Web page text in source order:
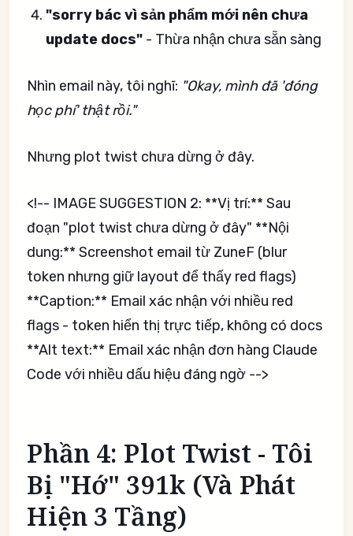
"sorry bác vì sản phẩm mới nên chưa
update docs" - Thừa nhận chưa sẵn sàng
Nhìn email này, tôi nghĩ: "Okay, mình đã 'đóng
học phí' thật rồi."
Nhưng plot twist chưa dừng ở đây.
<!-- IMAGE SUGGESTION 2: **Vị trí:** Sau
đoạn "plot twist chưa dừng ở đây" **Nội
dung:** Screenshot email từ ZuneF (blur
token nhưng giữ layout để thấy red flags)
**Caption:** Email xác nhận với nhiều red
flags - token hiển thị trực tiếp, không có docs
**Alt text:** Email xác nhận đơn hàng Claude
Code với nhiều dấu hiệu đáng ngờ -->
Phần 4: Plot Twist - Tôi
Bị "Hớ" 391k (Và Phát
Hiện 3 Tầng)